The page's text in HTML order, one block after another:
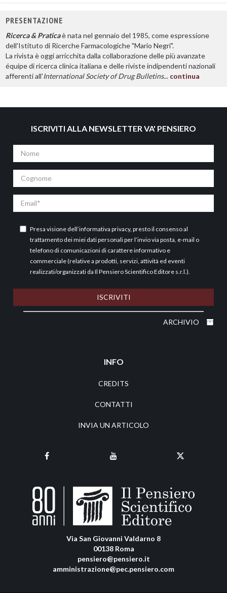
PRESENTAZIONE
Ricerca & Praticaè nata nel gennaio del 1985, come espressione
dell'Istituto di Ricerche Farmacologiche "Mario Negri".
La rivista è oggi arricchita dalla collaborazione delle più avanzate
équipe di ricerca clinica italiana e delle riviste indipendenti nazionali
afferenti all'International Society of Drug Bulletins... continua
ISCRIVITI ALLA NEWSLETTER VA' PENSIERO
Nome
Cognome
Email
Presa visione dell’informativa privacy, presto il consenso al
trattamento dei miei dati personali per l’invio via posta, e-mail o
telefono di comunicazioni di carattere informativo e
commerciale (relative a prodotti, servizi, attività ed eventi
realizzati/organizzati da Il Pensiero Scientifico Editore s.r.l.).
ISCRIVITI
ARCHIVIO
INFO
CREDITS
CONTATTI
INVIA UN ARTICOLO
Via San Giovanni Valdarno 8
00138 Roma
pensiero@pensiero.it
amministrazione@pec.pensiero.com